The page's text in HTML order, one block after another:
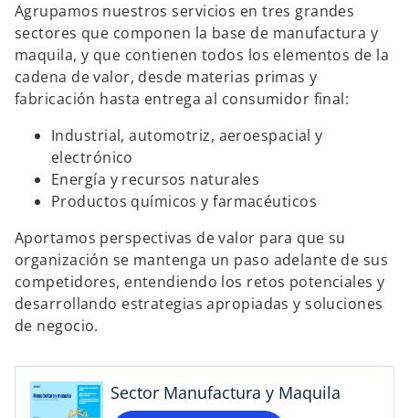
Agrupamos nuestros servicios en tres grandes
sectores que componen la base de manufactura y
maquila, y que contienen todos los elementos de la
cadena de valor, desde materias primas y
fabricación hasta entrega al consumidor final:
Industrial, automotriz, aeroespacial y
electrónico
Energía y recursos naturales
Productos químicos y farmacéuticos
Aportamos perspectivas de valor para que su
organización se mantenga un paso adelante de sus
competidores, entendiendo los retos potenciales y
desarrollando estrategias apropiadas y soluciones
de negocio.
Sector Manufactura y Maquila
s
e
b
r
e
e
a